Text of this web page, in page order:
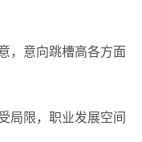
，意向跳槽高各方面
局限，职业发展空间